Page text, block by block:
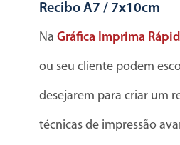
Recibo A7 / 7x10cm
Na Gráfica Imprima
ou seu cliente podem
desejarem para criar um
técnicas de impressão